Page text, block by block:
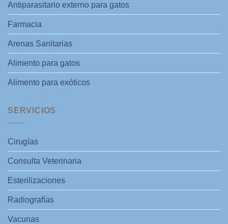
Antiparasitario externo para gatos
Farmacia
Arenas Sanitarias
Alimento para gatos
Alimento para exóticos
SERVICIOS
Cirugías
Consulta Veterinaria
Esterilizaciones
Radiografías
Vacunas